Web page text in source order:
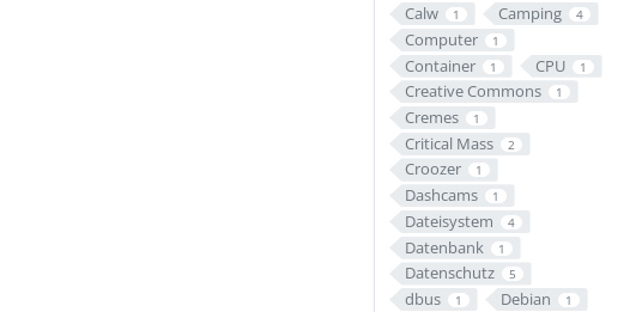
Calw 1 Camping 4
Computer 1
Container 1 CPU 1
Creative Commons 1
Cremes 1
Critical Mass 2
Croozer 1
Dashcams 1
Dateisystem 4
Datenbank 1
Datenschutz 5
dbus 1 Debian 1